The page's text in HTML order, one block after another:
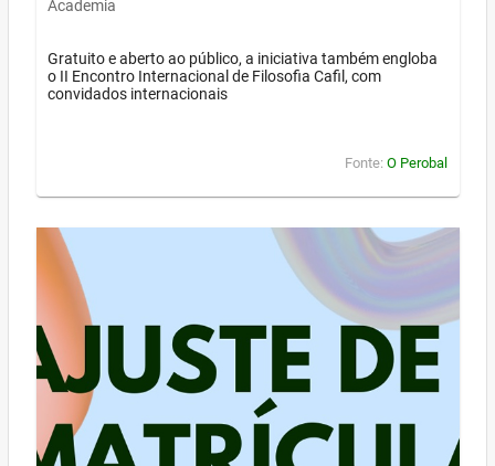
Academia
Gratuito e aberto ao público, a iniciativa também engloba
o II Encontro Internacional de Filosofia Cafil, com
convidados internacionais
Fonte: O Perobal